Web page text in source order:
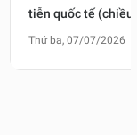
tiễn quốc tế
tại ga quốc tế Nội
Thứ ba, 07/07/2026